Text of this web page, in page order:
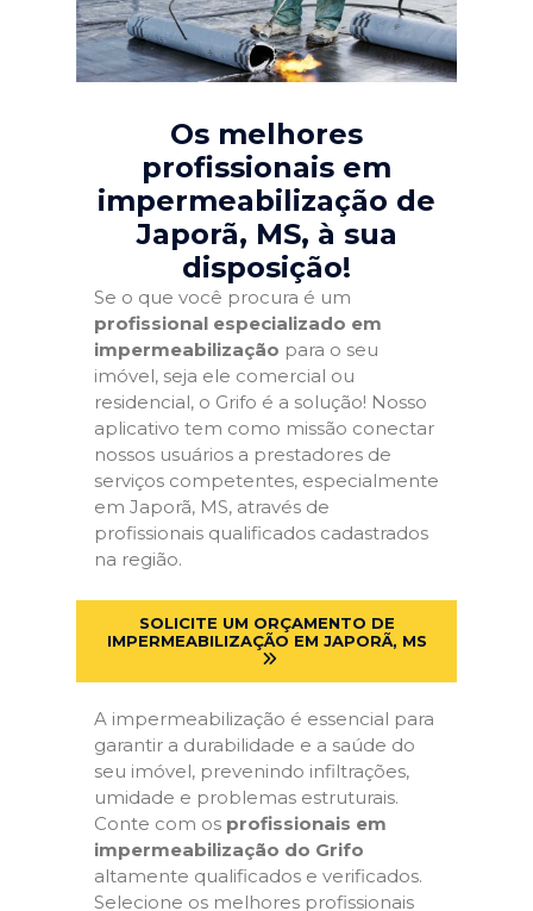
Os melhores
profissionais em
impermeabilização de
Japorã, MS, à sua
disposição!
Se o que você procura é um
profissional especializado em
impermeabilização para o seu
imóvel, seja ele comercial ou
residencial, o Grifo é a solução! Nosso
aplicativo tem como missão conectar
nossos usuários a prestadores de
serviços competentes, especialmente
em Japorã, MS, através de
profissionais qualificados cadastrados
na região.
SOLICITE UM ORÇAMENTO DE
IMPERMEABILIZAÇÃO EM JAPORÃ, MS
A impermeabilização é essencial para
garantir a durabilidade e a saúde do
seu imóvel, prevenindo infiltrações,
umidade e problemas estruturais.
Conte com os profissionais em
impermeabilização do Grifo
altamente qualificados e verificados.
Selecione os melhores profissionais